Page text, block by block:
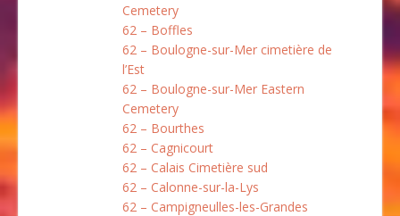
Cemetery
62 – Boffles
62 – Boulogne-sur-Mer cimetière de
l’Est
62 – Boulogne-sur-Mer Eastern
Cemetery
62 – Bourthes
62 – Cagnicourt
62 – Calais Cimetière sud
62 – Calonne-sur-la-Lys
62 – Campigneulles-les-Grandes